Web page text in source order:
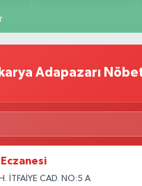
Adapazarı
İTFAİYE CAD. NO:5 A